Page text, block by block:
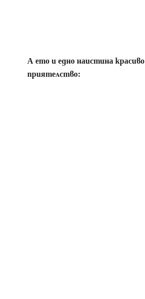
А ето и едно наистина красиво
приятелство: